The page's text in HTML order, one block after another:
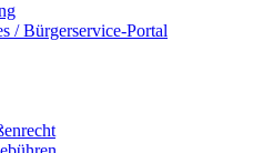
/ Bürgerservice-Portal